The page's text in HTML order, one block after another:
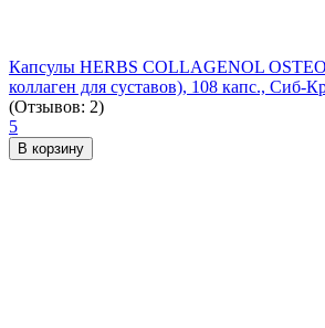
Капсулы HERBS COLLAGENOL
коллаген для суставов), 108 капс., Сиб-
(Отзывов: 2)
5
В корзину